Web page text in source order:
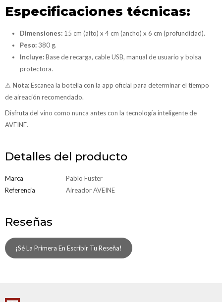
Especificaciones técnicas:
Dimensiones: 15 cm (alto) x 4 cm (ancho) x 6 cm (profundidad).
Peso: 380 g.
Incluye:Base de recarga, cable USB, manual de usuario y bolsa
protectora.
⚠ Nota:Escanea la botella con la app oficial para determinar el tiempo
de aireación recomendado.
Disfruta del vino como nunca antes con la tecnología inteligente de
AVEINE.
Detalles del producto
Marca
Pablo Fuster
Referencia
Aireador AVEINE
Reseñas
¡Sé La Primera En Escribir Tu Reseña!